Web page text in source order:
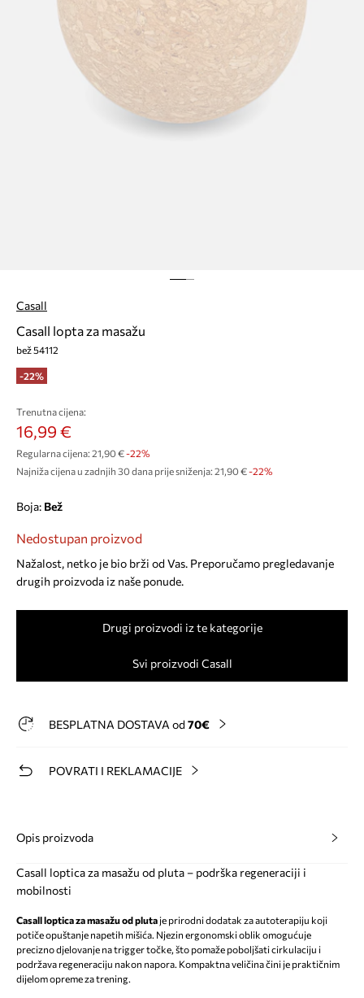
Casall
Casall lopta za masažu
bež 54112
-22%
Trenutna cijena:
16,99 €
Regularna cijena: 21,90 €-22%
Najniža cijena u zadnjih 30 dana prije sniženja: 21,90 € -22%
Boja: bež
Nedostupan proizvod
Nažalost, netko je bio brži od Vas. Preporučamo pregledavanje
drugih proizvoda iz naše ponude.
Drugi proizvodi iz te kategorije
Svi proizvodi Casall
BESPLATNA DOSTAVA od 70€
POVRATI I REKLAMACIJE
Opis proizvoda
Casall loptica za masažu od pluta – podrška regeneraciji i
mobilnosti
Casall loptica za masažu od pluta je prirodni dodatak za autoterapiju koji
potiče opuštanje napetih mišića. Njezin ergonomski oblik omogućuje
precizno djelovanje na trigger točke, što pomaže poboljšati cirkulaciju i
podržava regeneraciju nakon napora. Kompaktna veličina čini je praktičnim
dijelom opreme za trening.